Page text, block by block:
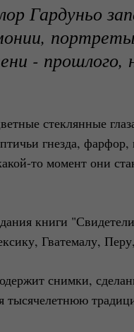
Гардуньо
-
стеклянные
гнезда, фарфор,
то момент они
книги
Гватемалу,
снимки,
тысячелетнюю